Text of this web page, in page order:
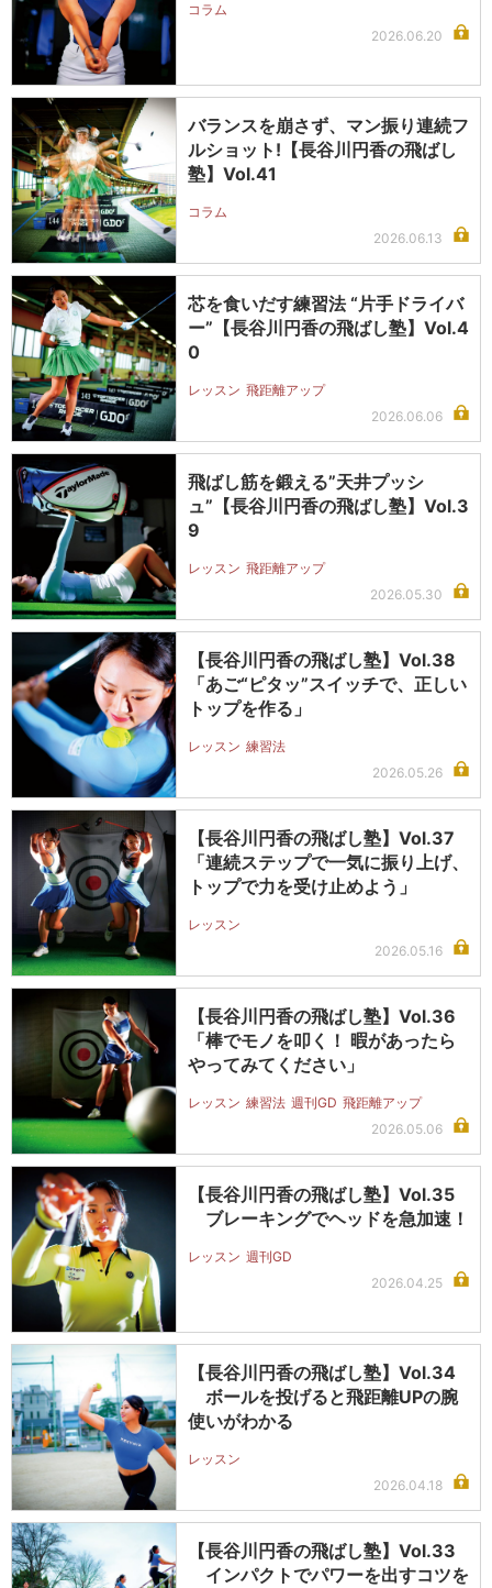
コラム
2026.06.20
バランスを崩さず、マン振り連続フ
ルショット!【長谷川円香の飛ばし
塾】Vol.41
コラム
2026.06.13
芯を食いだす練習法 “片手ドライバ
ー”【長谷川円香の飛ばし塾】Vol.4
0
レッスン 飛距離アップ
2026.06.06
飛ばし筋を鍛える”天井プッシ
ュ”【長谷川円香の飛ばし塾】Vol.3
9
レッスン 飛距離アップ
2026.05.30
【長谷川円香の飛ばし塾】Vol.38
「あご“ピタッ”スイッチで、正しい
トップを作る」
レッスン 練習法
2026.05.26
【長谷川円香の飛ばし塾】Vol.37
「連続ステップで一気に振り上げ、
トップで力を受け止めよう」
レッスン
2026.05.16
【長谷川円香の飛ばし塾】Vol.36
「棒でモノを叩く！ 暇があったら
やってみてください」
レッスン 練習法 週刊GD 飛距離アップ
2026.05.06
【長谷川円香の飛ばし塾】Vol.35
ブレーキングでヘッドを急加速！
レッスン 週刊GD
2026.04.25
【長谷川円香の飛ばし塾】Vol.34
ボールを投げると飛距離UPの腕
使いがわかる
レッスン
2026.04.18
【長谷川円香の飛ばし塾】Vol.33
インパクトでパワーを出すコツを